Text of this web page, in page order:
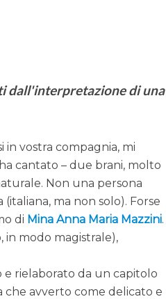
dall'interpretazione di una
in vostra compagnia, mi
cantato – due brani, molto
Non una persona
ma non solo). Forse
di Mina Anna Maria Mazzini.
in modo magistrale),
e rielaborato da un capitolo
che avverto come delicato e